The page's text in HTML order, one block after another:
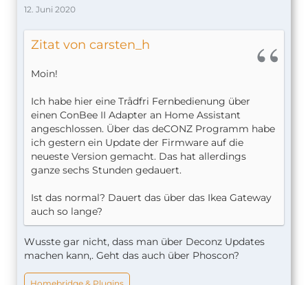
12. Juni 2020
Zitat von carsten_h
Moin!
Ich habe hier eine Trådfri Fernbedienung über
einen ConBee II Adapter an Home Assistant
angeschlossen. Über das deCONZ Programm habe
ich gestern ein Update der Firmware auf die
neueste Version gemacht. Das hat allerdings
ganze sechs Stunden gedauert.
Ist das normal? Dauert das über das Ikea Gateway
auch so lange?
Wusste gar nicht, dass man über Deconz Updates
machen kann,. Geht das auch über Phoscon?